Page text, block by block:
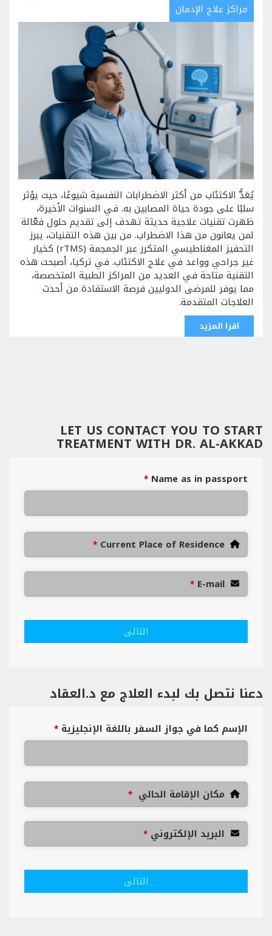
مراكز علاج الإدمان
يُعَدُّ الاكتئاب من أكثر الاضطرابات النفسية شيوعًا، حيث يؤثر
سلبًا على جودة حياة المصابين به. في السنوات الأخيرة،
ظهرت تقنيات علاجية حديثة تهدف إلى تقديم حلول فعّالة
لمن يعانون من هذا الاضطراب. من بين هذه التقنيات، يبرز
التحفيز المغناطيسي المتكرر عبر الجمجمة (rTMS) كخيار
غير جراحي وواعد في علاج الاكتئاب. في تركيا، أصبحت هذه
التقنية متاحة في العديد من المراكز الطبية المتخصصة،
مما يوفر للمرضى الدوليين فرصة الاستفادة من أحدث
العلاجات المتقدمة.
اقرا المزيد
LET US CONTACT YOU TO START
TREATMENT WITH DR. AL-AKKAD
Name as in passport
*
Current Place of Residence
*
E-mail
*
التالى
دعنا نتصل بك لبدء العلاج مع د.العقاد
الإسم كما في جواز السفر باللغة الإنجليزية *
مكان الإقامة الحالي *
البريد الإلكتروني *
التالى